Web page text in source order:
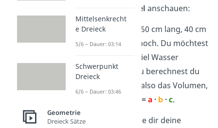
Beispiel anschauen:
Ein Aquarium ist 50 cm lang, 40 cm
breit und 35 cm hoch. Du möchtest
rausfinden, wie viel Wasser
hineinpasst. Dazu berechnest du
den Rauminhalt, also das Volumen,
V =a· b·c.
Schritt 1:
Schreibe dir deine
Mittelsenkrecht
e Dreieck
5/6 – Dauer: 03:14
Schwerpunkt
Dreieck
6/6 – Dauer: 03:46
Geometrie
Dreieck Sätze